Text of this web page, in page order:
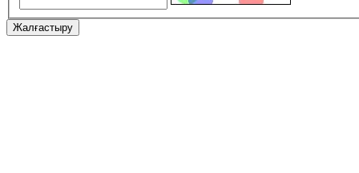
Жалғастыру